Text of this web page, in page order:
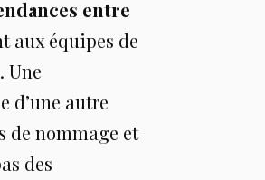
entre
aux équipes de
Une
d’une autre
de nommage et
des